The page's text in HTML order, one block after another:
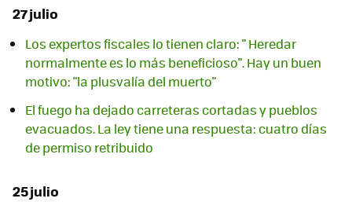
27 julio
Los expertos fiscales lo tienen claro: " Heredar
normalmente es lo más beneficioso". Hay un buen
motivo: "la plusvalía del muerto"
El fuego ha dejado carreteras cortadas y pueblos
evacuados. La ley tiene una respuesta: cuatro días
de permiso retribuido
25 julio